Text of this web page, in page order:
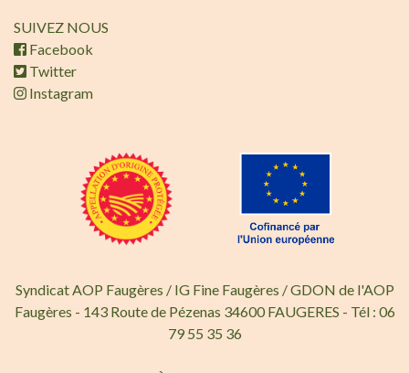
SUIVEZ NOUS
Facebook
Twitter
Instagram
Syndicat AOP Faugères / IG Fine Faugères / GDON de l'AOP
Faugères - 143 Route de Pézenas 34600 FAUGERES - Tél : 06
79 55 35 36